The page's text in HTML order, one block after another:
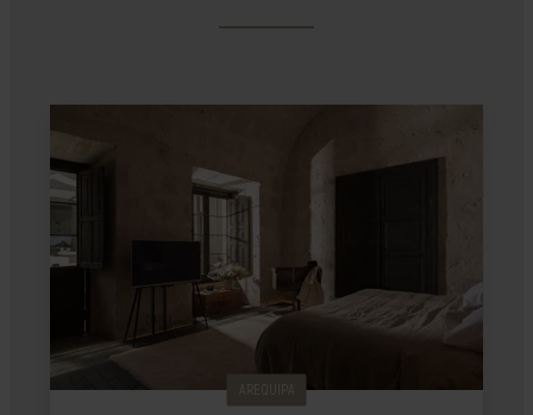
AREQUIPA